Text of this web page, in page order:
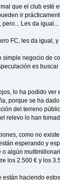
que el club esté
ir
Les da igual...
FC, les da igual,
simple negocio de
es
lo ha podido ver
porque se ha
del terreno
relevo lo han
como no
esperando y
algún
los 2.500 € y los
están haciendo